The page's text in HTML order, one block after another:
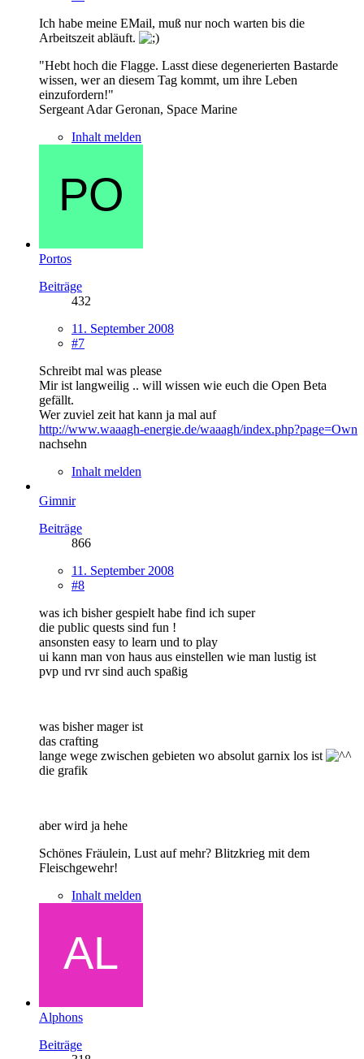
Ich habe meine EMail, muß nur noch warten bis die
Arbeitszeit abläuft.
"Hebt hoch die Flagge. Lasst diese degenerierten Bastarde
wissen, wer an diesem Tag kommt, um ihre Leben
einzufordern!"
Sergeant Adar Geronan, Space Marine
Inhalt melden
Portos
Beiträge
432
11. September 2008
#7
Schreibt mal was please
Mir ist langweilig .. will wissen wie euch die Open Beta
gefällt.
Wer zuviel zeit hat kann ja mal auf
http://www.waaagh-energie.de/waaagh/index.php?page=Own
nachsehn
Inhalt melden
Gimnir
Beiträge
866
11. September 2008
#8
was ich bisher gespielt habe find ich super
die public quests sind fun !
ansonsten easy to learn und to play
ui kann man von haus aus einstellen wie man lustig ist
pvp und rvr sind auch spaßig
was bisher mager ist
das crafting
lange wege zwischen gebieten wo absolut garnix los ist
die grafik
aber wird ja hehe
Schönes Fräulein, Lust auf mehr? Blitzkrieg mit dem
Fleischgewehr!
Inhalt melden
Alphons
Beiträge